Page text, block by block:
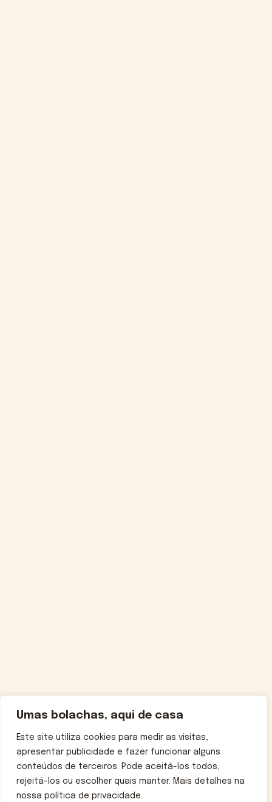
Umas bolachas, aqui de casa
Este site utiliza cookies para medir as visitas,
apresentar publicidade e fazer funcionar alguns
conteúdos de terceiros. Pode aceitá-los todos,
rejeitá-los ou escolher quais manter. Mais detalhes na
nossa política de privacidade.